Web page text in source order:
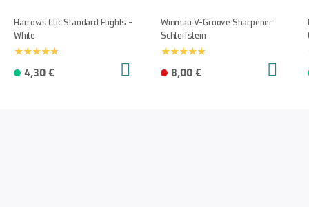
Harrows Clic Standard Flights -
White
4,30 €
Winmau V-Groove Sharpener
Schleifstein
8,00 €